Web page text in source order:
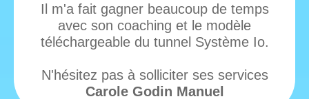
Il m'a fait gagner beaucoup de temps
avec son coaching et le modèle
téléchargeable du tunnel Système Io.
N'hésitez pas à solliciter ses services
Carole Godin Manuel